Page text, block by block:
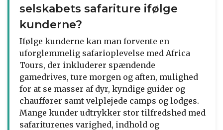
selskabets safariture ifølge
kunderne?
Ifølge kunderne kan man forvente en
uforglemmelig safarioplevelse med Africa
Tours, der inkluderer spændende
gamedrives, ture morgen og aften, mulighed
for at se masser af dyr, kyndige guider og
chauffører samt velplejede camps og lodges.
Mange kunder udtrykker stor tilfredshed med
safariturenes varighed, indhold og